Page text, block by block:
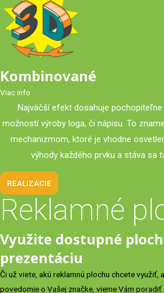
Kombinované
Viac info
Najväčší efekt dosahuje
možností výroby loga, či nápisu. To
mechanizmom, ktoré je vhodne
výhody každého prvku a stáva sa
REALIZÁCIE
Reklamné
Využite dostupné
prezentáciu
Či už viete, akú reklamnú plochu chcete využiť,
povedomie o Vašej značke, vieme Vám poradiť